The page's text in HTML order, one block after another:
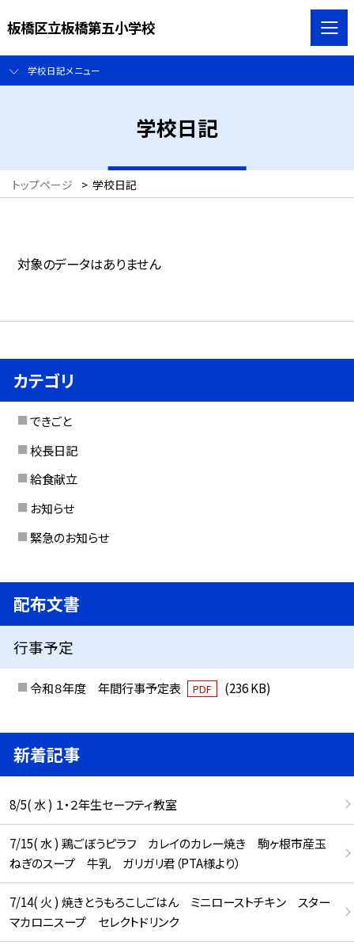
板橋区立板橋第五小学校
学校日記メニュー
学校日記
トップページ > 学校日記
対象のデータはありません
カテゴリ
できごと
校長日記
給食献立
お知らせ
緊急のお知らせ
配布文書
行事予定
令和８年度 年間行事予定表 PDF (236 KB)
新着記事
8/5( 水 ) １・２年生セーフティ教室
7/15( 水 ) 鶏ごぼうピラフ カレイのカレー焼き 駒ヶ根市産玉
ねぎのスープ 牛乳 ガリガリ君（PTA様より）
7/14( 火 ) 焼きとうもろこしごはん ミニローストチキン スター
マカロニスープ セレクトドリンク